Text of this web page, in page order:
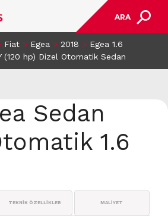
ARA
Fiat > Egea > 2018 > Egea 1.6
(120 hp) Dizel Otomatik Sedan
Sedan
1.6
TEKNİK ÖZELLİKLER MALİYET